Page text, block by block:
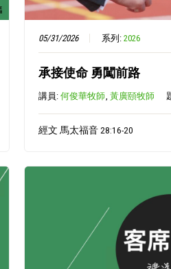
05/31/2026 系列: 2026
承接使命 勇闖前路
講員: 何俊華牧師, 黃廣頤牧師
經文 馬太福音 28:16-20